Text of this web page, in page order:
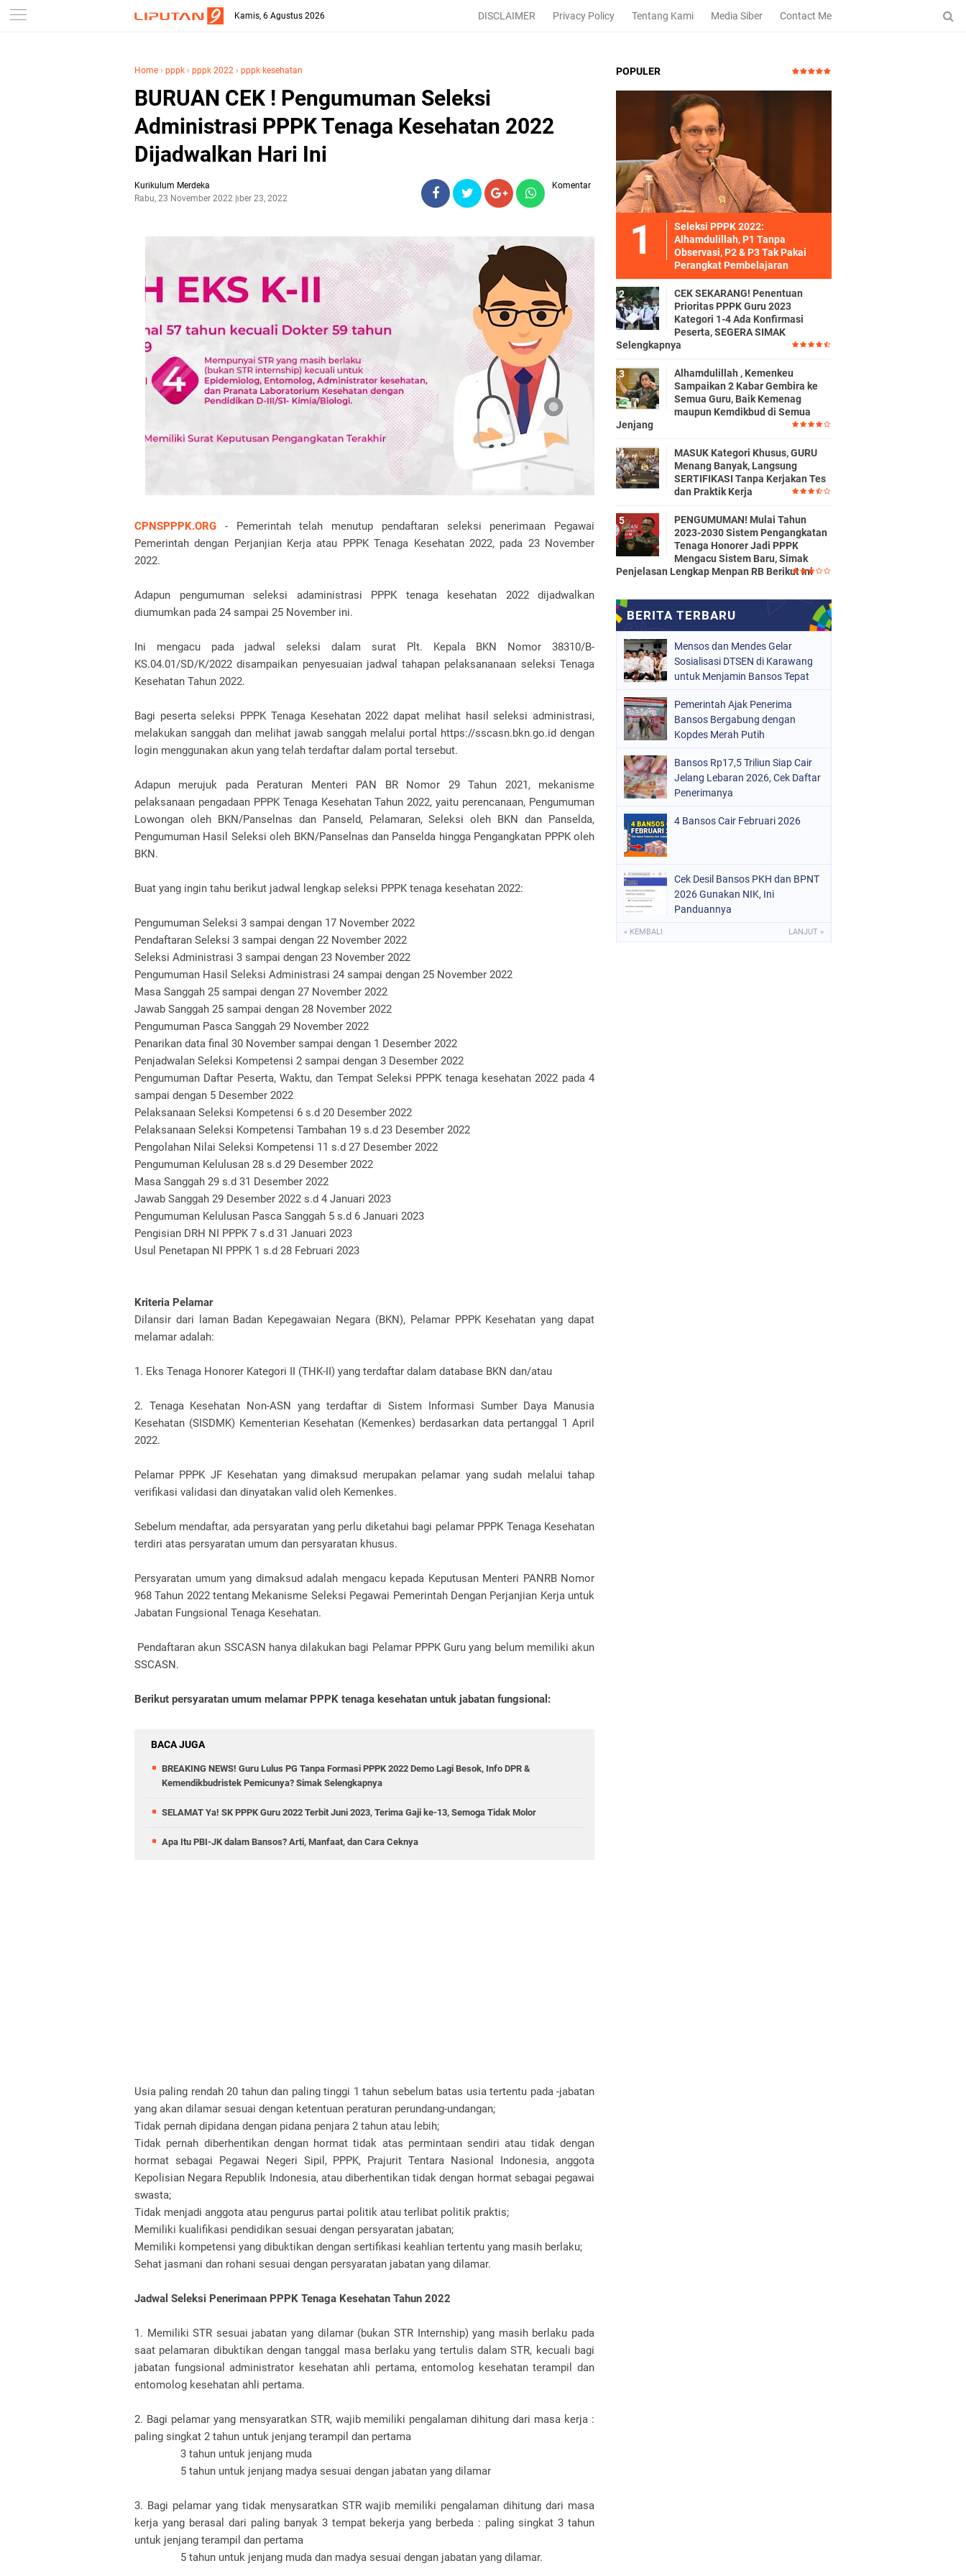
-->
Kamis, 6 Agustus 2026 DISCLAIMER Privacy Policy Tentang Kami Media Siber Contact Me
Home › pppk › pppk 2022 › pppk kesehatan
BURUAN CEK ! Pengumuman Seleksi
Administrasi PPPK Tenaga Kesehatan 2022
Dijadwalkan Hari Ini
Kurikulum Merdeka
Rabu, 23 November 2022November 23, 2022
Komentar
CPNSPPPK.ORG - Pemerintah telah menutup pendaftaran seleksi penerimaan Pegawai
Pemerintah dengan Perjanjian Kerja atau PPPK Tenaga Kesehatan 2022, pada 23 November
2022.
Adapun pengumuman seleksi adaministrasi PPPK tenaga kesehatan 2022 dijadwalkan
diumumkan pada 24 sampai 25 November ini.
Ini mengacu pada jadwal seleksi dalam surat Plt. Kepala BKN Nomor 38310/B-
KS.04.01/SD/K/2022 disampaikan penyesuaian jadwal tahapan pelaksananaan seleksi Tenaga
Kesehatan Tahun 2022.
Bagi peserta seleksi PPPK Tenaga Kesehatan 2022 dapat melihat hasil seleksi administrasi,
melakukan sanggah dan melihat jawab sanggah melalui portal https://sscasn.bkn.go.id dengan
login menggunakan akun yang telah terdaftar dalam portal tersebut.
Adapun merujuk pada Peraturan Menteri PAN BR Nomor 29 Tahun 2021, mekanisme
pelaksanaan pengadaan PPPK Tenaga Kesehatan Tahun 2022, yaitu perencanaan, Pengumuman
Lowongan oleh BKN/Panselnas dan Panseld, Pelamaran, Seleksi oleh BKN dan Panselda,
Pengumuman Hasil Seleksi oleh BKN/Panselnas dan Panselda hingga Pengangkatan PPPK oleh
BKN.
Buat yang ingin tahu berikut jadwal lengkap seleksi PPPK tenaga kesehatan 2022:
Pengumuman Seleksi 3 sampai dengan 17 November 2022
Pendaftaran Seleksi 3 sampai dengan 22 November 2022
Seleksi Administrasi 3 sampai dengan 23 November 2022
Pengumuman Hasil Seleksi Administrasi 24 sampai dengan 25 November 2022
Masa Sanggah 25 sampai dengan 27 November 2022
Jawab Sanggah 25 sampai dengan 28 November 2022
Pengumuman Pasca Sanggah 29 November 2022
Penarikan data final 30 November sampai dengan 1 Desember 2022
Penjadwalan Seleksi Kompetensi 2 sampai dengan 3 Desember 2022
Pengumuman Daftar Peserta, Waktu, dan Tempat Seleksi PPPK tenaga kesehatan 2022 pada 4
sampai dengan 5 Desember 2022
Pelaksanaan Seleksi Kompetensi 6 s.d 20 Desember 2022
Pelaksanaan Seleksi Kompetensi Tambahan 19 s.d 23 Desember 2022
Pengolahan Nilai Seleksi Kompetensi 11 s.d 27 Desember 2022
Pengumuman Kelulusan 28 s.d 29 Desember 2022
Masa Sanggah 29 s.d 31 Desember 2022
Jawab Sanggah 29 Desember 2022 s.d 4 Januari 2023
Pengumuman Kelulusan Pasca Sanggah 5 s.d 6 Januari 2023
Pengisian DRH NI PPPK 7 s.d 31 Januari 2023
Usul Penetapan NI PPPK 1 s.d 28 Februari 2023
Kriteria Pelamar
Dilansir dari laman Badan Kepegawaian Negara (BKN), Pelamar PPPK Kesehatan yang dapat
melamar adalah:
1. Eks Tenaga Honorer Kategori II (THK-II) yang terdaftar dalam database BKN dan/atau
2. Tenaga Kesehatan Non-ASN yang terdaftar di Sistem Informasi Sumber Daya Manusia
Kesehatan (SISDMK) Kementerian Kesehatan (Kemenkes) berdasarkan data pertanggal 1 April
2022.
Pelamar PPPK JF Kesehatan yang dimaksud merupakan pelamar yang sudah melalui tahap
verifikasi validasi dan dinyatakan valid oleh Kemenkes.
Sebelum mendaftar, ada persyaratan yang perlu diketahui bagi pelamar PPPK Tenaga Kesehatan
terdiri atas persyaratan umum dan persyaratan khusus.
Persyaratan umum yang dimaksud adalah mengacu kepada Keputusan Menteri PANRB Nomor
968 Tahun 2022 tentang Mekanisme Seleksi Pegawai Pemerintah Dengan Perjanjian Kerja untuk
Jabatan Fungsional Tenaga Kesehatan.
Pendaftaran akun SSCASN hanya dilakukan bagi Pelamar PPPK Guru yang belum memiliki akun
SSCASN.
Berikut persyaratan umum melamar PPPK tenaga kesehatan untuk jabatan fungsional:
BACA JUGA
BREAKING NEWS! Guru Lulus PG Tanpa Formasi PPPK 2022 Demo Lagi Besok, Info DPR &
Kemendikbudristek Pemicunya? Simak Selengkapnya
SELAMAT Ya! SK PPPK Guru 2022 Terbit Juni 2023, Terima Gaji ke-13, Semoga Tidak Molor
Apa Itu PBI-JK dalam Bansos? Arti, Manfaat, dan Cara Ceknya
Usia paling rendah 20 tahun dan paling tinggi 1 tahun sebelum batas usia tertentu pada -jabatan
yang akan dilamar sesuai dengan ketentuan peraturan perundang-undangan;
Tidak pernah dipidana dengan pidana penjara 2 tahun atau lebih;
Tidak pernah diberhentikan dengan hormat tidak atas permintaan sendiri atau tidak dengan
hormat sebagai Pegawai Negeri Sipil, PPPK, Prajurit Tentara Nasional Indonesia, anggota
Kepolisian Negara Republik Indonesia, atau diberhentikan tidak dengan hormat sebagai pegawai
swasta;
Tidak menjadi anggota atau pengurus partai politik atau terlibat politik praktis;
Memiliki kualifikasi pendidikan sesuai dengan persyaratan jabatan;
Memiliki kompetensi yang dibuktikan dengan sertifikasi keahlian tertentu yang masih berlaku;
Sehat jasmani dan rohani sesuai dengan persyaratan jabatan yang dilamar.
Jadwal Seleksi Penerimaan PPPK Tenaga Kesehatan Tahun 2022
1. Memiliki STR sesuai jabatan yang dilamar (bukan STR Internship) yang masih berlaku pada
saat pelamaran dibuktikan dengan tanggal masa berlaku yang tertulis dalam STR, kecuali bagi
jabatan fungsional administrator kesehatan ahli pertama, entomolog kesehatan terampil dan
entomolog kesehatan ahli pertama.
2. Bagi pelamar yang mensyaratkan STR, wajib memiliki pengalaman dihitung dari masa kerja :
paling singkat 2 tahun untuk jenjang terampil dan pertama
3 tahun untuk jenjang muda
5 tahun untuk jenjang madya sesuai dengan jabatan yang dilamar
3. Bagi pelamar yang tidak menysaratkan STR wajib memiliki pengalaman dihitung dari masa
kerja yang berasal dari paling banyak 3 tempat bekerja yang berbeda : paling singkat 3 tahun
untuk jenjang terampil dan pertama
5 tahun untuk jenjang muda dan madya sesuai dengan jabatan yang dilamar.
POPULER
Seleksi PPPK 2022:
Alhamdulillah, P1 Tanpa
Observasi, P2 & P3 Tak Pakai
Perangkat Pembelajaran
CEK SEKARANG! Penentuan
Prioritas PPPK Guru 2023
Kategori 1-4 Ada Konfirmasi
Peserta, SEGERA SIMAK
Selengkapnya
Alhamdulillah , Kemenkeu
Sampaikan 2 Kabar Gembira ke
Semua Guru, Baik Kemenag
maupun Kemdikbud di Semua
Jenjang
MASUK Kategori Khusus, GURU
Menang Banyak, Langsung
SERTIFIKASI Tanpa Kerjakan Tes
dan Praktik Kerja
PENGUMUMAN! Mulai Tahun
2023-2030 Sistem Pengangkatan
Tenaga Honorer Jadi PPPK
Mengacu Sistem Baru, Simak
Penjelasan Lengkap Menpan RB Berikut Ini
Mensos dan Mendes Gelar
Sosialisasi DTSEN di Karawang
untuk Menjamin Bansos Tepat
Pemerintah Ajak Penerima
Bansos Bergabung dengan
Kopdes Merah Putih
Bansos Rp17,5 Triliun Siap Cair
Jelang Lebaran 2026, Cek Daftar
Penerimanya
4 Bansos Cair Februari 2026
Cek Desil Bansos PKH dan BPNT
2026 Gunakan NIK, Ini
Panduannya
« KEMBALI LANJUT »